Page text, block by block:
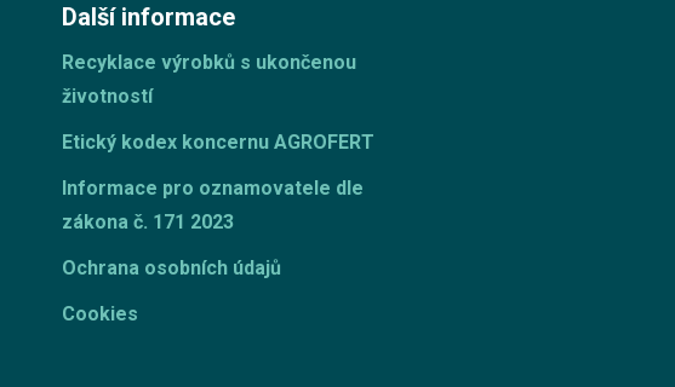
Další informace
Recyklace výrobků s ukončenou
životností
Etický kodex koncernu AGROFERT
Informace pro oznamovatele dle
zákona č. 171 2023
Ochrana osobních údajů
Cookies